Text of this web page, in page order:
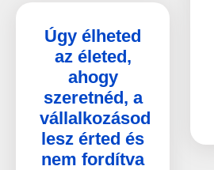
Úgy élheted
az életed,
ahogy
szeretnéd, a
vállalkozásod
lesz érted és
nem fordítva